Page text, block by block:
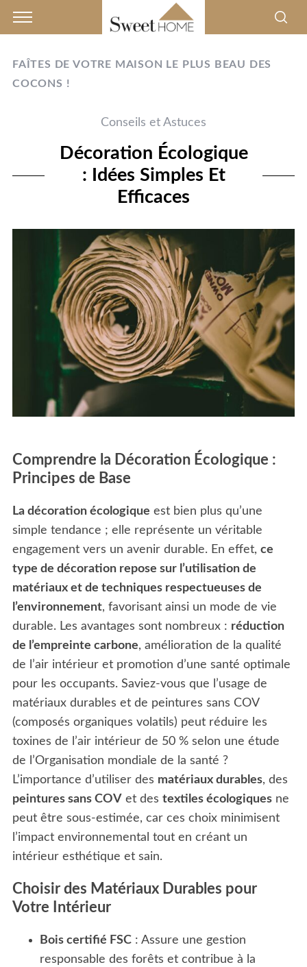
FAÎTES DE VOTRE MAISON LE PLUS BEAU DES
COCONS !
Conseils et Astuces
Décoration Écologique
: Idées Simples Et
Efficaces
Comprendre la Décoration Écologique :
Principes de Base
La décoration écologique est bien plus qu’une
simple tendance ; elle représente un véritable
engagement vers un avenir durable. En effet, ce
type de décoration repose sur l’utilisation de
matériaux et de techniques respectueuses de
l’environnement, favorisant ainsi un mode de vie
durable. Les avantages sont nombreux : réduction
de l’empreinte carbone, amélioration de la qualité
de l’air intérieur et promotion d’une santé optimale
pour les occupants. Saviez-vous que l’usage de
matériaux durables et de peintures sans COV
(composés organiques volatils) peut réduire les
toxines de l’air intérieur de 50 % selon une étude
de l’Organisation mondiale de la santé ?
L’importance d’utiliser des matériaux durables, des
peintures sans COV et des textiles écologiquesne
peut être sous-estimée, car ces choix minimisent
l’impact environnemental tout en créant un
intérieur esthétique et sain.
Choisir des Matériaux Durables pour
Votre Intérieur
Bois certifié FSC: Assure une gestion
responsable des forêts et contribue à la